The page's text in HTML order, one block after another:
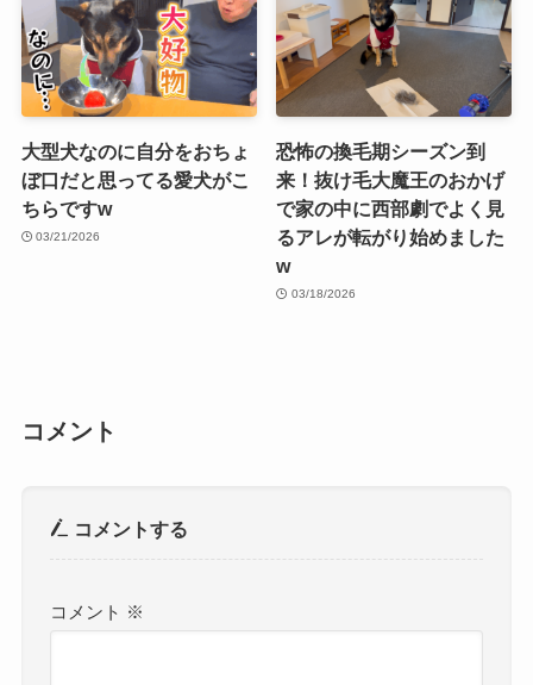
大型犬なのに自分をおちょ
ぼ口だと思ってる愛犬がこ
ちらですw
03/21/2026
恐怖の換毛期シーズン到
来！抜け毛大魔王のおかげ
で家の中に西部劇でよく見
るアレが転がり始めました
w
03/18/2026
コメント
コメントする
コメント ※